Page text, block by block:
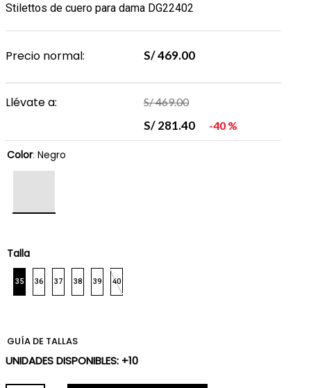
Stilettos de cuero para dama DG22402
Precio normal: S/469.00
Llévate a: S/469.00
S/ 281.40 40 %
Color: Negro
Talla
35 36 37 38 39 40
GUÍA DE TALLAS
UNIDADES DISPONIBLES: +10